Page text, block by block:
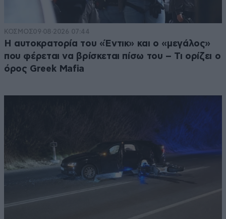
ΚΟΣΜΟΣ09·08·2026 07:44
Η αυτοκρατορία του «Έντικ» και ο «μεγάλος»
που φέρεται να βρίσκεται πίσω του – Τι ορίζει ο
όρος Greek Mafia